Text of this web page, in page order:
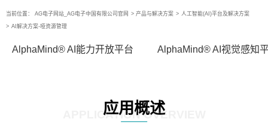
当前位置： AG电子网站_AG电子中国有限公司官网 > 产品与解决方案 > 人工智能(AI)平台及解决方案
> AI解决方案-哑资源管理
AlphaMind® AI能力开放平台 AlphaMind® AI视觉感知
应用概述
APPLICATION OVERVIEW